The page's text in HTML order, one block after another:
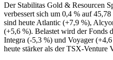
Der Stabilitas Gold & Resourcen
verbessert sich um 0,4 % auf
sind heute Atlantic (+7,9 %),
(+5,6 %). Belastet wird der Fonds
Integra (-5,3 %) und Voyager
heute stärker als der TSX-Venture